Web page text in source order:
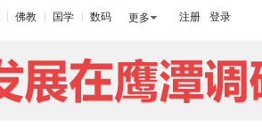
佛教 国学 数码 更多 注册 登录